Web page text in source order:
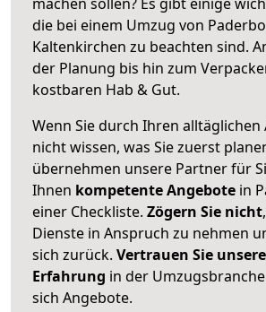
die bei einem Umzug von
Kaltenkirchen zu beachten sind.
der Planung bis hin zum
kostbaren Hab & Gut.
Wenn Sie durch Ihren alltäglichen
nicht wissen, was Sie zuerst
übernehmen unsere Partner für
Ihnen kompetente Angebote in
einer Checkliste. Zögern Sie nicht
Dienste in Anspruch zu nehmen
sich zurück. Vertrauen Sie
Erfahrung in der
sich Angebote.